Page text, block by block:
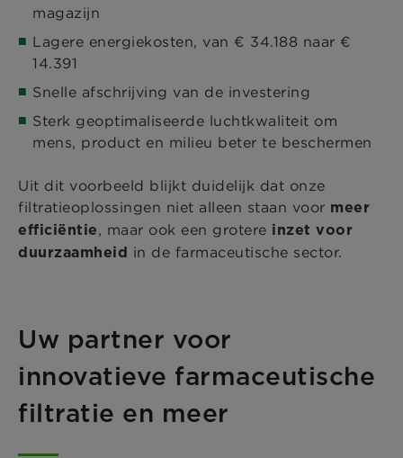
magazijn
Lagere energiekosten, van € 34.188 naar €
14.391
Snelle afschrijving van de investering
Sterk geoptimaliseerde luchtkwaliteit om
mens, product en milieu beter te beschermen
Uit dit voorbeeld blijkt duidelijk dat onze
filtratieoplossingen niet alleen staan voor meer
efficiëntie, maar ook een grotere inzet voor
duurzaamheid in de farmaceutische sector.
Uw partner voor
innovatieve farmaceutische
filtratie en meer